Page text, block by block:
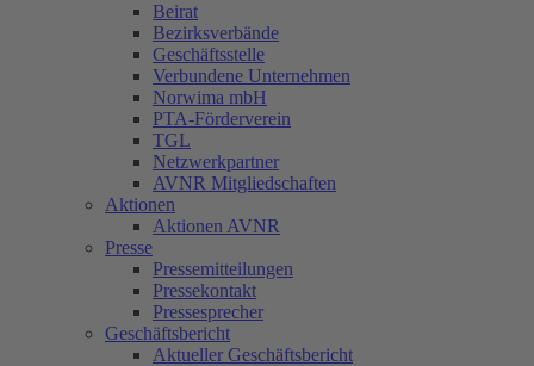
Beirat
Bezirksverbände
Geschäftsstelle
Verbundene Unternehmen
Norwima mbH
PTA-Förderverein
TGL
Netzwerkpartner
AVNR Mitgliedschaften
Aktionen
Aktionen AVNR
Presse
Pressemitteilungen
Pressekontakt
Pressesprecher
Geschäftsbericht
Aktueller Geschäftsbericht